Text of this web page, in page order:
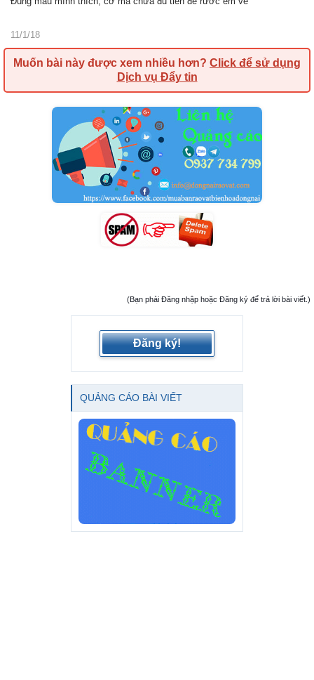
11/1/18
Muốn bài này được xem nhiều hơn? Click để sử dụng
Dịch vụ Đẩy tin
(Bạn phải Đăng nhập hoặc Đăng ký để trả lời bài viết.)
Đăng ký!
QUẢNG CÁO BÀI VIẾT